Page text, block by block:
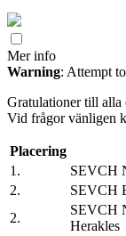
Mer info
Warning: Attempt
Gratulationer till alla
Vid frågor vänligen
Placering
1.
SEVCH
2.
SEVCH
2.
SEVCH
Herakles